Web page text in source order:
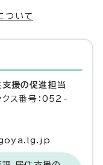
ついて
援の促進担当
ス番号：052-